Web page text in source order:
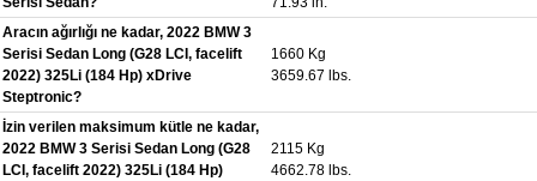
Aracın ağırlığı ne kadar, 2022 BMW 3
Serisi Sedan Long (G28 LCI, facelift
2022) 325Li (184 Hp) xDrive
Steptronic?
1660 Kg
3659.67 lbs.
İzin verilen maksimum kütle ne kadar,
2022 BMW 3 Serisi Sedan Long (G28
LCI, facelift 2022) 325Li (184 Hp)
2115 Kg
4662.78 lbs.